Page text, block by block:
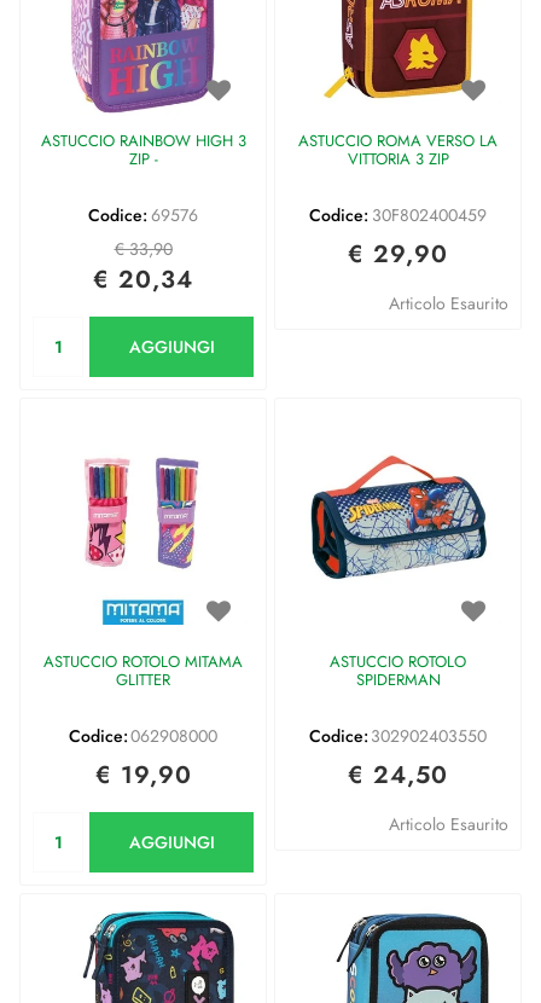
ASTUCCIO RAINBOW HIGH 3
ZIP -
Codice: 69576
€ 33,90
€ 20,34
AGGIUNGI
ASTUCCIO ROMA VERSO LA
VITTORIA 3 ZIP
Codice: 30F802400459
€ 29,90
Articolo Esaurito
ASTUCCIO ROTOLO MITAMA
GLITTER
Codice:062908000
€ 19,90
AGGIUNGI
ASTUCCIO ROTOLO
SPIDERMAN
Codice: 302902403550
€ 24,50
Articolo Esaurito